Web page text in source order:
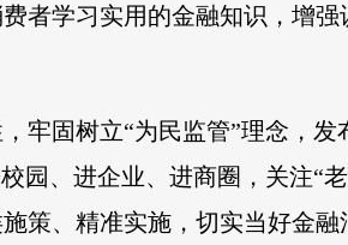
者学习实用的金融知识，增强
牢固树立“为民监管”理念，发
园、进企业、进商圈，关注“
策、精准实施，切实当好金融